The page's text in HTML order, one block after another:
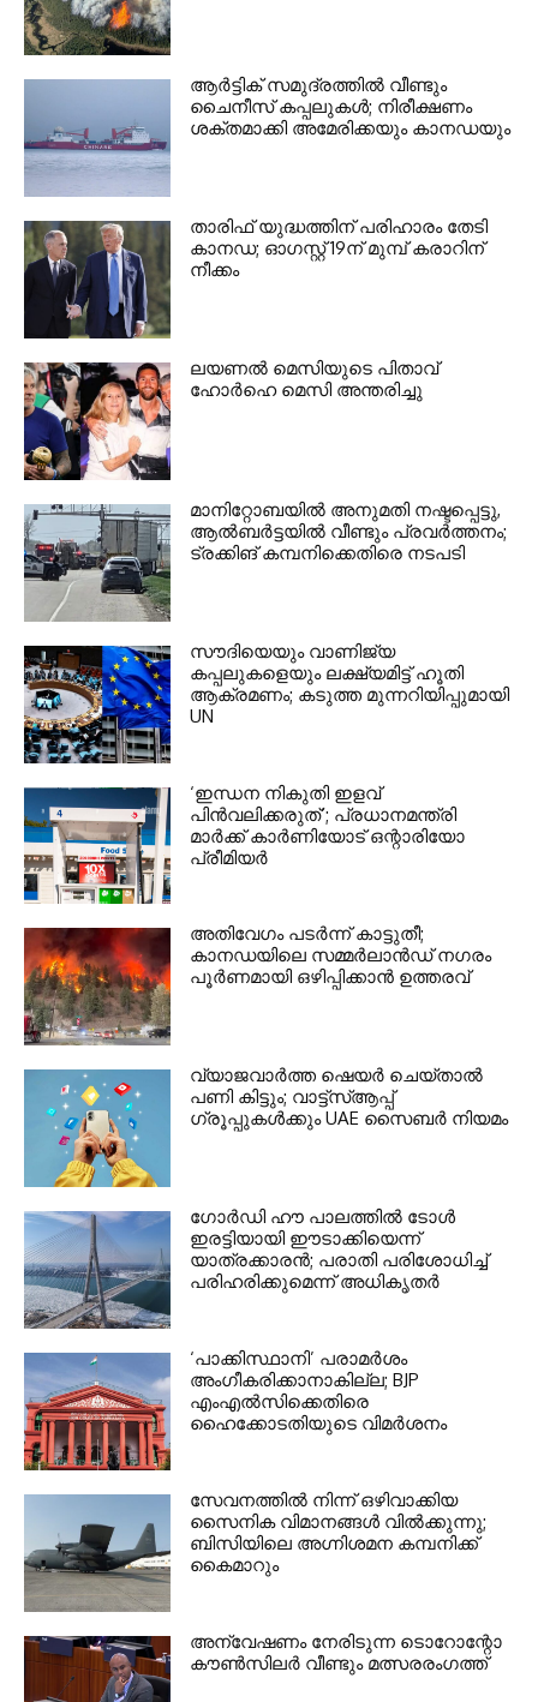
ആർട്ടിക് സമുദ്രത്തിൽ വീണ്ടും
ചൈനീസ് കപ്പലുകൾ; നിരീക്ഷണം
ശക്തമാക്കി അമേരിക്കയും കാനഡയും
താരിഫ് യുദ്ധത്തിന് പരിഹാരം തേടി
കാനഡ; ഓഗസ്റ്റ് 19ന് മുമ്പ് കരാറിന്
നീക്കം
ലയണൽ മെസിയുടെ പിതാവ്
ഹോർഹെ മെസി അന്തരിച്ചു
മാനിറ്റോബയിൽ അനുമതി നഷ്ടപ്പെട്ടു,
ആൽബർട്ടയിൽ വീണ്ടും പ്രവർത്തനം;
ട്രക്കിങ് കമ്പനിക്കെതിരെ നടപടി
സൗദിയെയും വാണിജ്യ
കപ്പലുകളെയും ലക്ഷ്യമിട്ട് ഹൂതി
ആക്രമണം; കടുത്ത മുന്നറിയിപ്പുമായി
UN
‘ഇന്ധന നികുതി ഇളവ്
പിൻവലിക്കരുത്’; പ്രധാനമന്ത്രി
മാർക്ക് കാർണിയോട് ഒന്റാരിയോ
പ്രീമിയർ
അതിവേഗം പടർന്ന് കാട്ടുതീ;
കാനഡയിലെ സമ്മർലാൻഡ് നഗരം
പൂർണമായി ഒഴിപ്പിക്കാൻ ഉത്തരവ്
വ്യാജവാർത്ത ഷെയർ ചെയ്താൽ
പണി കിട്ടും; വാട്ട്‌സ്ആപ്പ്
ഗ്രൂപ്പുകൾക്കും UAE സൈബർ നിയമം
ഗോർഡി ഹൗ പാലത്തിൽ ടോൾ
ഇരട്ടിയായി ഈടാക്കിയെന്ന്
യാത്രക്കാരൻ; പരാതി പരിശോധിച്ച്
പരിഹരിക്കുമെന്ന് അധികൃതർ
‘പാക്കിസ്ഥാനി’ പരാമർശം
അംഗീകരിക്കാനാകില്ല; BJP
എംഎൽസിക്കെതിരെ
ഹൈക്കോടതിയുടെ വിമർശനം
സേവനത്തില്‍ നിന്ന് ഒഴിവാക്കിയ
സൈനിക വിമാനങ്ങള്‍ വില്‍ക്കുന്നു;
ബിസിയിലെ അഗ്നിശമന കമ്പനിക്ക്
കൈമാറും
അന്വേഷണം നേരിടുന്ന ടൊറോന്റോ
കൗണ്‍സിലര്‍ വീണ്ടും മത്സരരംഗത്ത്